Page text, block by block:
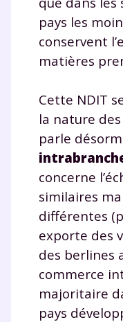
pays les
conservent
matières
Cette NDIT
la nature
parle
concerne
similaires
différentes
exporte des
des berlines
commerce
majoritaire
pays